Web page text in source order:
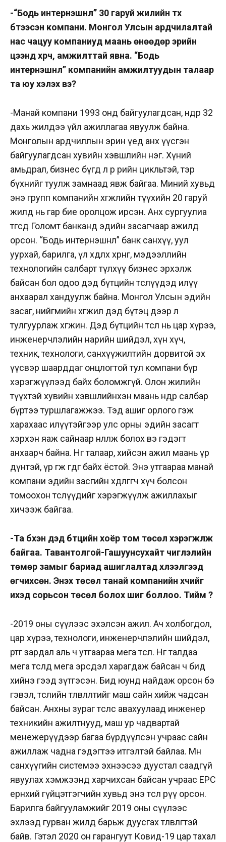
-“Бодь интернэшнл” 30 гаруй жилийн түүх
бүтээсэн компани. Монгол Улсын ардчилалтай
нас чацуу компаниуд маань өнөөдөр эрийн
цээнд хүрч, амжилттай явна. “Бодь
интернэшнл” компанийн амжилтуудын талаар
та юу хэлэх вэ?
-Манай компани 1993 онд байгуулагдсан, өнөөдөр 32
дахь жилдээ үйл ажиллагаа явуулж байна.
Монголын ардчиллын эрин үед анх үүсгэн
байгуулагдсан хувийн хэвшлийн нэг. Хүний
амьдрал, бизнес бүгд л өөр өөрийн цикльтэй, тэр
бүхнийг туулж замнаад явж байгаа. Миний хувьд
энэ групп компанийн хөгжлийн түүхийн 20 гаруй
жилд нь гар бие оролцож ирсэн. Анх сургуулиа
төгсөөд Голомт банканд эдийн засагчаар ажилд
орсон. “Бодь интернэшнл” банк санхүү, уул
уурхай, барилга, үл хөдлөх хөрөнгө, мэдээллийн
технологийн салбарт түлхүү бизнес эрхэлж
байсан бол одоо дэд бүтцийн төслүүдэд илүү
анхаарал хандуулж байна. Монгол Улсын эдийн
засаг, нийгмийн хөгжил дэд бүтэц дээр л
тулгуурлаж хөгжинө. Дэд бүтцийн төсөл нь цар хүрээ,
инженерчлэлийн нарийн шийдэл, хүн хүч,
техник, технологи, санхүүжилтийн дорвитой эх
үүсвэр шаарддаг онцлогтой тул компани бүр
хэрэгжүүлээд байх боломжгүй. Олон жилийн
түүхтэй хувийн хэвшлийнхэн маань өнөөдөр салбар
бүртээ туршлагажжээ. Тэд ашиг орлого гэж
харахаас илүүтэйгээр улс орны эдийн засагт
хэрхэн яаж сайнаар нөлөөлж болох вэ гэдэгт
анхаарч байна. Нөгөө талаар, хийсэн ажил маань үр
дүнтэй, үр өгөөжөө өгдөг байх ёстой. Энэ утгаараа манай
компани эдийн засгийн хөдөлгөгч хүч болсон
томоохон төслүүдийг хэрэгжүүлж ажиллахыг
хичээж байгаа.
-Та бүхэн дэд бүтцийн хоёр том төсөл хэрэгжүүлж
байгаа. Тавантолгой-Гашуунсухайт чиглэлийн
төмөр замыг бариад ашиглалтад хүлээлгээд
өгчихсөн. Энэхүү төсөл танай компанийн хүчийг
ихэд сорьсон төсөл болох шиг боллоо. Тийм үү?
-2019 оны сүүлээс эхэлсэн ажил. Ач холбогдол,
цар хүрээ, технологи, инженерчлэлийн шийдэл,
өртөг зардал аль ч утгаараа мега төсөл. Нөгөө талдаа
мега төсөлд мега эрсдэл харагдаж байсан ч бид
хийнэ гээд зүтгэсэн. Бид юунд найдаж орсон бэ
гэвэл, төслийн төлөвлөлтийг маш сайн хийж чадсан
байсан. Анхны зураг төслөөс авахуулаад инженер
техникийн ажилтнууд, маш ур чадвартай
менежерүүдээр багаа бүрдүүлсэн учраас сайн
ажиллаж чадна гэдэгтээ итгэлтэй байлаа. Мөн
санхүүгийн системээ эхнээсээ дуустал саадгүй
явуулах хэмжээнд харчихсан байсан учраас EPC
ерөнхий гүйцэтгэгчийн хувьд энэ төсөл рүү орсон.
Барилга байгууламжийг 2019 оны сүүлээс
эхлээд гурван жилд барьж дуусгах төлөвлөгөөтэй
байв. Гэтэл 2020 он гарангуут Ковид-19 цар тахал